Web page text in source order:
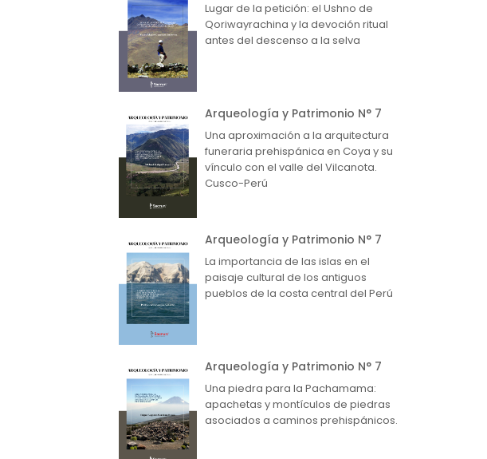
Lugar de la petición: el Ushno de
Qoriwayrachina y la devoción ritual
antes del descenso a la selva
Arqueología y Patrimonio N° 7
Una aproximación a la arquitectura
funeraria prehispánica en Coya y su
vínculo con el valle del Vilcanota.
Cusco-Perú
Arqueología y Patrimonio N° 7
La importancia de las islas en el
paisaje cultural de los antiguos
pueblos de la costa central del Perú
Arqueología y Patrimonio N° 7
Una piedra para la Pachamama:
apachetas y montículos de piedras
asociados a caminos prehispánicos.